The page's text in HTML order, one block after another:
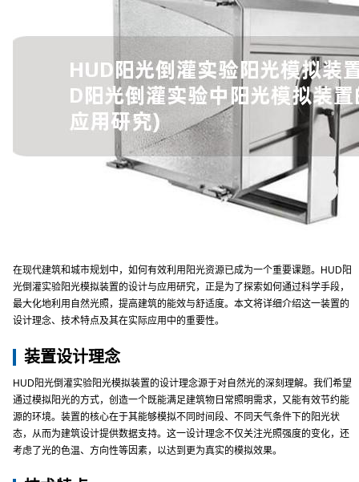
在现代建筑和城市规划中，如何有效利用阳光资源已成为一个重要课题。HUD阳
光倒灌实验阳光模拟装置的设计与应用研究，正是为了探索如何通过科学手段，
最大化地利用自然光照，提高建筑的能效与舒适度。本文将详细介绍这一装置的
设计理念、技术特点及其在实际应用中的重要性。
装置设计理念
HUD阳光倒灌实验阳光模拟装置的设计理念源于对自然光的深刻理解。我们希望
通过模拟阳光的方式，创造一个既能满足建筑物日常照明需求，又能有效节约能
源的环境。装置的核心在于其能够模拟不同时间段、不同天气条件下的阳光状
态，从而为建筑设计提供数据支持。这一设计理念不仅关注光照强度的变化，还
考虑了光的色温、方向性等因素，以达到更为真实的模拟效果。